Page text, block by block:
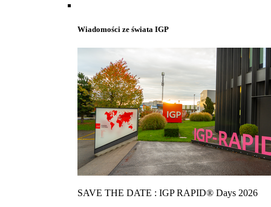
Wiadomości ze świata IGP
SAVE THE DATE : IGP RAPID® Days 2026